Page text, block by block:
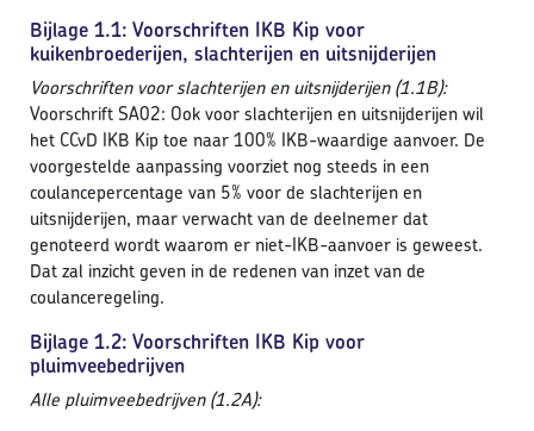
Bijlage 1.1: Voorschriften IKB Kip voor
kuikenbroederijen, slachterijen en uitsnijderijen
Voorschriften voor slachterijen en uitsnijderijen (1.1B):
Voorschrift SA02: Ook voor slachterijen en uitsnijderijen wil
het CCvD IKB Kip toe naar 100% IKB-waardige aanvoer. De
voorgestelde aanpassing voorziet nog steeds in een
coulancepercentage van 5% voor de slachterijen en
uitsnijderijen, maar verwacht van de deelnemer dat
genoteerd wordt waarom er niet-IKB-aanvoer is geweest.
Dat zal inzicht geven in de redenen van inzet van de
coulanceregeling.
Bijlage 1.2: Voorschriften IKB Kip voor
pluimveebedrijven
Alle pluimveebedrijven (1.2A):